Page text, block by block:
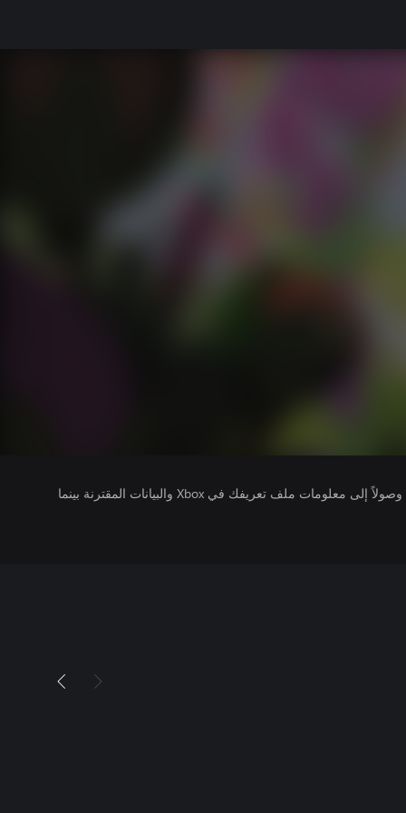
يتلقى ناشرو الألعاب التي تقوم بتشغيلها وصولاً إلى معلومات ملف تعريفك في Xbox والبيانات المقترنة بينما